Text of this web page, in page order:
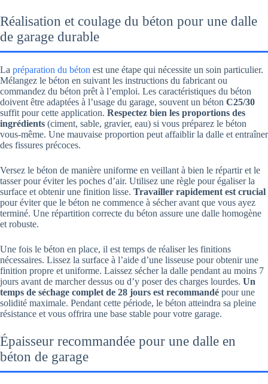
Réalisation et coulage du béton pour une dalle
de garage durable
La préparation du béton est une étape qui nécessite un soin particulier.
Mélangez le béton en suivant les instructions du fabricant ou
commandez du béton prêt à l’emploi. Les caractéristiques du béton
doivent être adaptées à l’usage du garage, souvent un béton C25/30
suffit pour cette application. Respectez bien les proportions des
ingrédients (ciment, sable, gravier, eau) si vous préparez le béton
vous-même. Une mauvaise proportion peut affaiblir la dalle et entraîner
des fissures précoces.
Versez le béton de manière uniforme en veillant à bien le répartir et le
tasser pour éviter les poches d’air. Utilisez une règle pour égaliser la
surface et obtenir une finition lisse. Travailler rapidement est crucial
pour éviter que le béton ne commence à sécher avant que vous ayez
terminé. Une répartition correcte du béton assure une dalle homogène
et robuste.
Une fois le béton en place, il est temps de réaliser les finitions
nécessaires. Lissez la surface à l’aide d’une lisseuse pour obtenir une
finition propre et uniforme. Laissez sécher la dalle pendant au moins 7
jours avant de marcher dessus ou d’y poser des charges lourdes. Un
temps de séchage complet de 28 jours est recommandé pour une
solidité maximale. Pendant cette période, le béton atteindra sa pleine
résistance et vous offrira une base stable pour votre garage.
Épaisseur recommandée pour une dalle en
béton de garage